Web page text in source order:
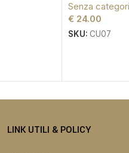
Senza
€ 24.00
SKU: CU07
LINK UTILI & POLICY